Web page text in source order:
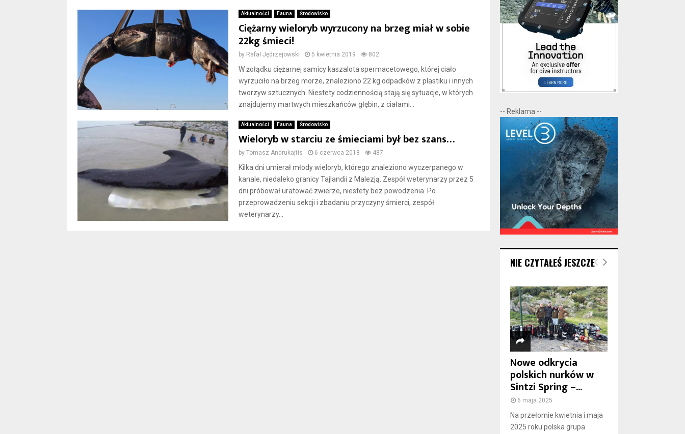
Aktualności Fauna Środowisko
Ciężarny wieloryb wyrzucony na brzeg miał w sobie
22kg śmieci!
by Rafał Jędrzejowski 5 kwietnia 2019 802
W żołądku ciężarnej samicy kaszalota spermacetowego, której ciało
wyrzuciło na brzeg morze, znaleziono 22 kg odpadków z plastiku i innych
tworzyw sztucznych. Niestety codziennością stają się sytuacje, w których
znajdujemy martwych mieszkańców głębin, z ciałami...
Aktualności Fauna Środowisko
Wieloryb w starciu ze śmieciami był bez szans…
by Tomasz Andrukajtis 6 czerwca 2018 487
Kilka dni umierał młody wieloryb, którego znaleziono wyczerpanego w
kanale, niedaleko granicy Tajlandii z Malezją. Zespół weterynarzy przez 5
dni próbował uratować zwierze, niestety bez powodzenia. Po
przeprowadzeniu sekcji i zbadaniu przyczyny śmierci, zespół
weterynarzy...
-- Reklama --
NIE CZYTAŁEŚ JESZCZE
Nowe odkrycia
polskich nurków w
Sintzi Spring –...
6 maja 2025
Na przełomie kwietnia i maja
2025 roku polska grupa